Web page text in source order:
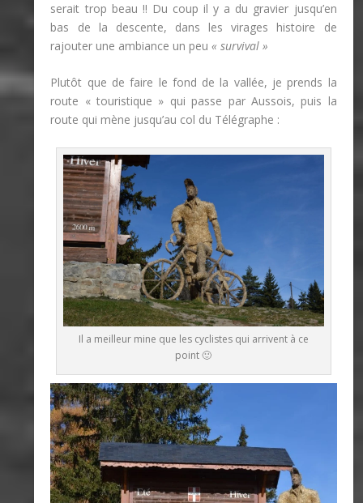
serait trop beau !! Du coup il y a du gravier jusqu’en
bas de la descente, dans les virages histoire de
rajouter une ambiance un peu« survival »
Plutôt que de faire le fond de la vallée, je prends la
route « touristique » qui passe par Aussois, puis la
route qui mène jusqu’au col du Télégraphe :
Il a meilleur mine que les cyclistes qui arrivent à ce
point 🙂